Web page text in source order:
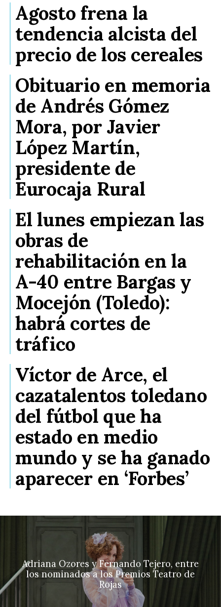
Agosto frena la
tendencia alcista del
precio de los cereales
Obituario en memoria
de Andrés Gómez
Mora, por Javier
López Martín,
presidente de
Eurocaja Rural
El lunes empiezan las
obras de
rehabilitación en la
A-40 entre Bargas y
Mocejón (Toledo):
habrá cortes de
tráfico
Víctor de Arce, el
cazatalentos toledano
del fútbol que ha
estado en medio
mundo y se ha ganado
aparecer en ‘Forbes’
Adriana Ozores y Fernando Tejero, entre
los nominados a los Premios Teatro de
Rojas